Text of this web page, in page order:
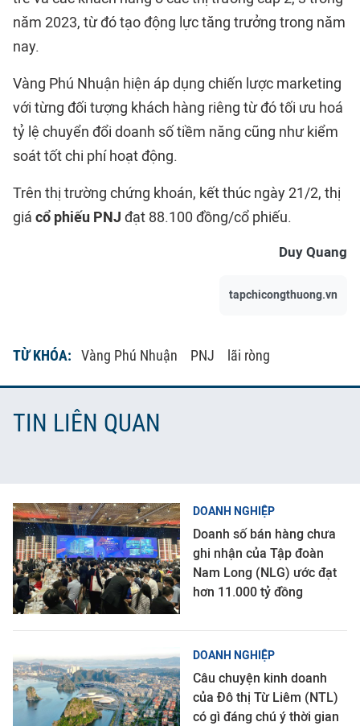
năm 2023, từ đó tạo động lực tăng trưởng trong năm
nay.
Vàng Phú Nhuận hiện áp dụng chiến lược marketing
với từng đối tượng khách hàng riêng từ đó tối ưu hoá
tỷ lệ chuyển đổi doanh số tiềm năng cũng như kiểm
soát tốt chi phí hoạt động.
Trên thị trường chứng khoán, kết thúc ngày 21/2, thị
giá cổ phiếu PNJ đạt 88.100 đồng/cổ phiếu.
Duy Quang
tapchicongthuong.vn
TỪ KHÓA: Vàng Phú Nhuận PNJ lãi ròng
TIN LIÊN QUAN
DOANH NGHIỆP
Doanh số bán hàng chưa
ghi nhận của Tập đoàn
Nam Long (NLG) ước đạt
hơn 11.000 tỷ đồng
DOANH NGHIỆP
Câu chuyện kinh doanh
của Đô thị Từ Liêm (NTL)
có gì đáng chú ý thời gian